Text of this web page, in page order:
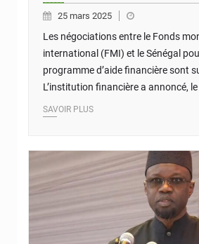
25 mars 2025
Les négociations entre le Fonds
international (FMI) et le Sénégal
programme d’aide financière sont
L’institution financière a annoncé,
SAVOIR PLUS